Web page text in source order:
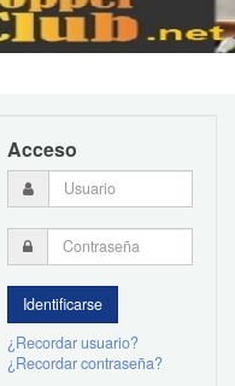
Acceso
¿Recordar usuario?
¿Recordar contraseña?